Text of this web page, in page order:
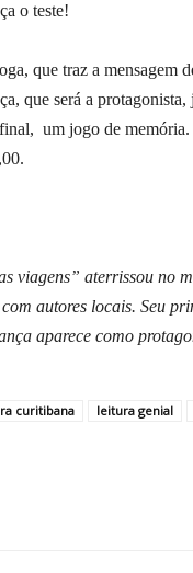
o teste!
que traz a mensagem
que será a
um jogo de memória.
viagens” aterrissou no
autores locais. Seu
aparece como
curitibana leitura genial